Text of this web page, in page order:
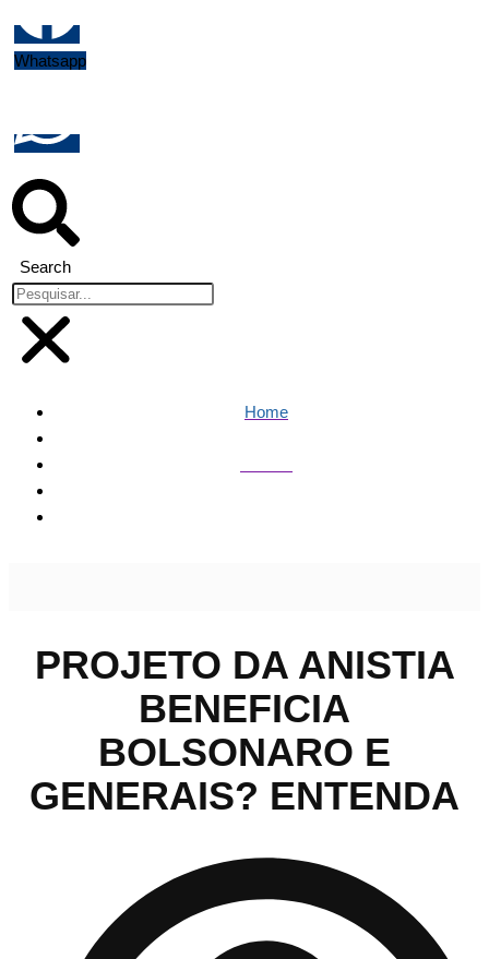
Whatsapp
Search
Home
PROJETO DA ANISTIA
BENEFICIA
BOLSONARO E
GENERAIS? ENTENDA